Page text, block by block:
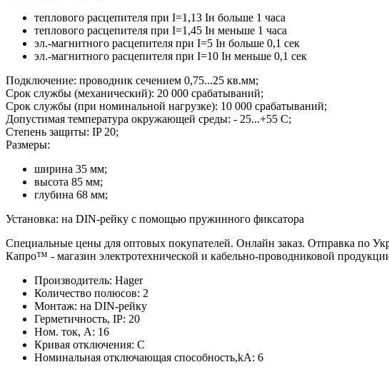
теплового расцепителя при I=1,13 Iн больше 1 часа
теплового расцепителя при I=1,45 Iн меньше 1 часа
эл.-магнитного расцепителя при I=5 Iн больше 0,1 сек
эл.-магнитного расцепителя при I=10 Iн меньше 0,1 сек
Подключение: проводник сечением 0,75...25 кв.мм;
Срок службы (механический): 20 000 срабатываний;
Срок службы (при номинальной нагрузке): 10 000 срабатываний;
Допустимая температура окружающей среды: - 25...+55 С;
Степень защиты: IP 20;
Размеры:
ширина 35 мм;
высота 85 мм;
глубина 68 мм;
Установка: на DIN-рейку с помощью пружинного фиксатора
Специальные цены для оптовых покупателей. Онлайн заказ. Отправка по
Капро™ - магазин электротехнической и кабельно-проводниковой
Производитель: Hager
Количество полюсов: 2
Монтаж: на DIN-рейку
Герметичность, IP: 20
Ном. ток, А: 16
Кривая отключения: С
Номинальная отключающая способность,kA: 6